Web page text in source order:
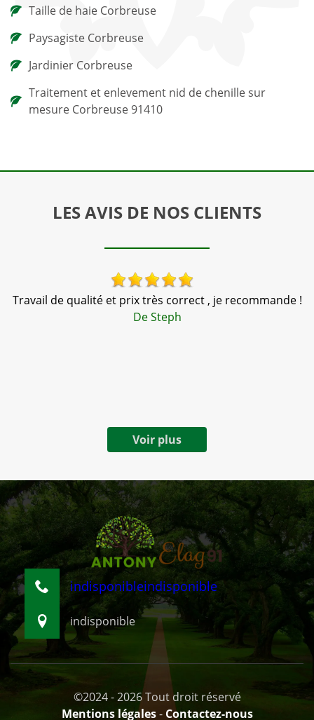
Taille de haie Corbreuse
Paysagiste Corbreuse
Jardinier Corbreuse
Traitement et enlevement nid de chenille sur
mesure Corbreuse 91410
LES AVIS DE NOS CLIENTS
Travail de qualité et prix très correct , je recommande !
De Steph
Voir plus
indisponibleindisponible
indisponible
©2024 - 2026 Tout droit réservé
Mentions légales- Contactez-nous